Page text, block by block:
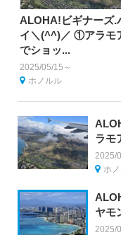
ALOHA!ビギナーズ.
イ＼(^^)／ ①アラモ
でショッ...
2025/05/15～
ホノルル
ラモ
2025/
ホ
ヤモ
2025/